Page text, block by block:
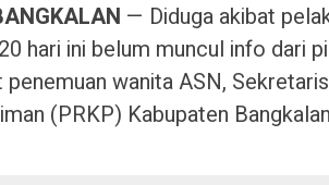
— Diduga akibat
hari ini belum muncul info dari
wanita ASN,
(PRKP) Kabupaten